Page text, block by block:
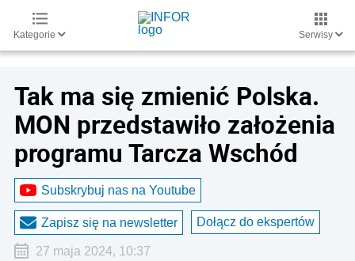
Kategorie Serwisy
Tak ma się zmienić Polska.
MON przedstawiło założenia
programu Tarcza Wschód
Subskrybuj nas na Youtube
Zapisz się na newsletter Dołącz do ekspertów
27 maja 2024, 10:37